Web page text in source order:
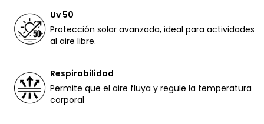
Uv 50
Protección solar avanzada, ideal para actividades
al aire libre.
Respirabilidad
Permite que el aire fluya y regule la temperatura
corporal